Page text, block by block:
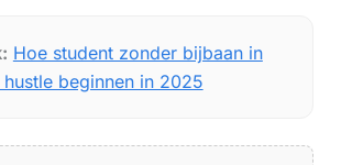
Hoe student zonder bijbaan in
beginnen in 2025